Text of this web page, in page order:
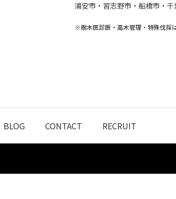
浦安市・習志野市・船橋市・
※樹木医診断・高木管理・特殊伐採
BLOG CONTACT RECRUIT